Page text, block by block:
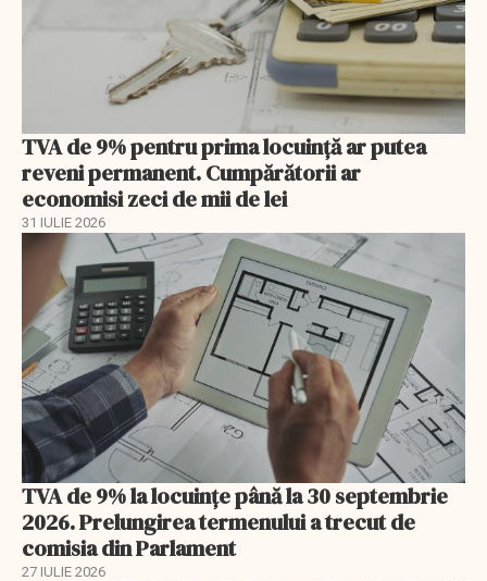
TVA de 9% pentru prima locuință ar putea
reveni permanent. Cumpărătorii ar
economisi zeci de mii de lei
31 IULIE 2026
TVA de 9% la locuințe până la 30 septembrie
2026. Prelungirea termenului a trecut de
comisia din Parlament
27 IULIE 2026